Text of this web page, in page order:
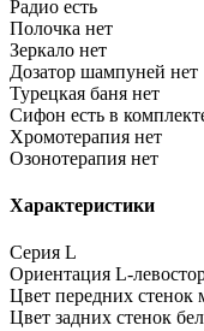
Радио есть
Полочка нет
Зеркало нет
Дозатор шампуней нет
Турецкая баня нет
Сифон есть в
Хромотерапия нет
Озонотерапия нет
Характеристики
Серия L
Ориентация L-
Цвет передних стенок
Цвет задних стенок